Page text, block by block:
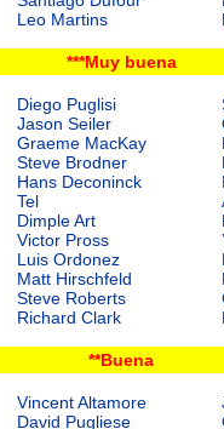
Leo Martins
***Muy buena
Diego Puglisi
Jason Seiler
Graeme MacKay
Steve Brodner
Hans Deconinck
Tel
Dimple Art
Victor Pross
Luis Ordonez
Matt Hirschfeld
Steve Roberts
Richard Clark
**Buena
Vincent Altamore
David Pugliese